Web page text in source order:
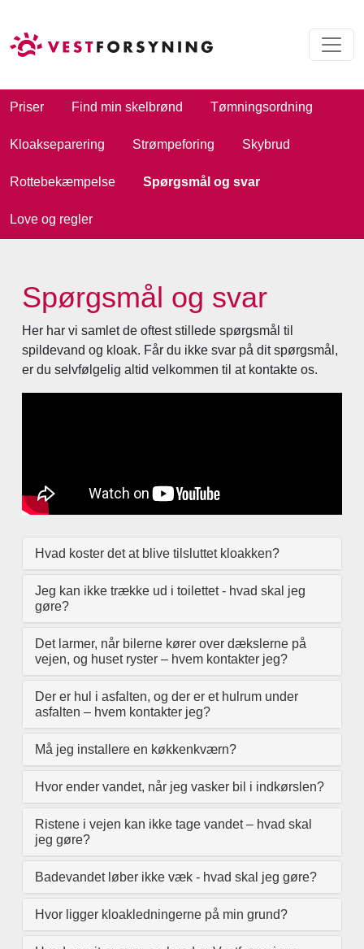
Priser Find min skelbrønd Tømningsordning
Kloakseparering Strømpeforing Skybrud
Rottebekæmpelse Spørgsmål og svar
Love og regler
Spørgsmål og svar
Her har vi samlet de oftest stillede spørgsmål til
spildevand og kloak. Får du ikke svar på dit spørgsmål,
er du selvfølgelig altid velkommen til at kontakte os.
Hvad koster det at blive tilsluttet kloakken?
Jeg kan ikke trække ud i toilettet - hvad skal jeg
gøre?
Det larmer, når bilerne kører over dækslerne på
vejen, og huset ryster – hvem kontakter jeg?
Der er hul i asfalten, og der er et hulrum under
asfalten – hvem kontakter jeg?
Må jeg installere en køkkenkværn?
Hvor ender vandet, når jeg vasker bil i indkørslen?
Ristene i vejen kan ikke tage vandet – hvad skal
jeg gøre?
Badevandet løber ikke væk - hvad skal jeg gøre?
Hvor ligger kloakledningerne på min grund?